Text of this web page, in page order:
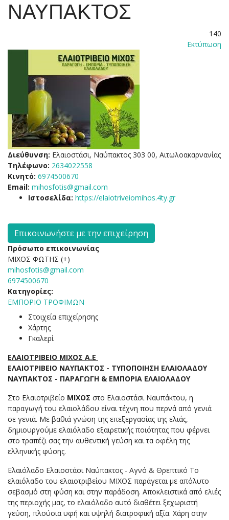
ΝΑΥΠΑΚΤΟΣ
140
Εκτύπωση
Διεύθυνση: Ελαιοστάσι, Ναύπακτος 303 00, Αιτωλοακαρνανίας
Τηλέφωνο: 2634022558
Κινητό: 6974500670
Email: mihosfotis@gmail.com
Ιστοσελίδα: https://elaiotriveiomihos.4ty.gr
Επικοινωνήστε με την επιχείρηση
Πρόσωπο επικοινωνίας
ΜΙΧΟΣ ΦΩΤΗΣ (+)
mihosfotis@gmail.com
6974500670
Κατηγορίες:
ΕΜΠΟΡΙΟ ΤΡΟΦΙΜΩΝ
Στοιχεία επιχείρησης
Χάρτης
Γκαλερί
ΕΛΑΙΟΤΡΙΒΕΙΟ ΜΙΧΟΣ Α.Ε
ΕΛΑΙΟΤΡΙΒΕΙΟ ΝΑΥΠΑΚΤΟΣ - ΤΥΠΟΠΟΙΗΣΗ ΕΛΑΙΟΛΑΔΟΥ
ΝΑΥΠΑΚΤΟΣ - ΠΑΡΑΓΩΓΗ & ΕΜΠΟΡΙΑ ΕΛΑΙΟΛΑΔΟΥ
Στο Ελαιοτριβείο ΜΙΧΟΣ στο Ελαιοστάσι Ναυπάκτου, η
παραγωγή του ελαιολάδου είναι τέχνη που περνά από γενιά
σε γενιά. Με βαθιά γνώση της επεξεργασίας της ελιάς,
δημιουργούμε ελαιόλαδο εξαιρετικής ποιότητας που φέρνει
στο τραπέζι σας την αυθεντική γεύση και τα οφέλη της
ελληνικής φύσης.
Ελαιόλαδο Ελαιοστάσι Ναύπακτος - Αγνό & Θρεπτικό Το
ελαιόλαδο του ελαιοτριβείου ΜΙΧΟΣ παράγεται με απόλυτο
σεβασμό στη φύση και στην παράδοση. Αποκλειστικά από ελιές
της περιοχής μας, το ελαιόλαδο αυτό διαθέτει ξεχωριστή
γεύση, πλούσια υφή και υψηλή διατροφική αξία. Χάρη στην